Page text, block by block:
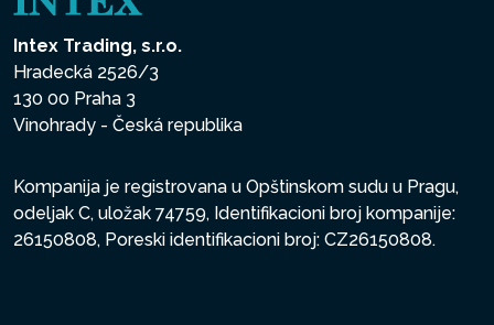
Intex Trading, s.r.o.
Hradecká 2526/3
130 00 Praha 3
Vinohrady - Česká republika
Kompanija je registrovana u Opštinskom sudu u Pragu,
odeljak C, uložak 74759, Identifikacioni broj kompanije:
26150808, Poreski identifikacioni broj: CZ26150808.